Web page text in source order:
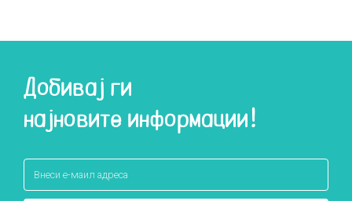
Добивај ги
најновите информации!